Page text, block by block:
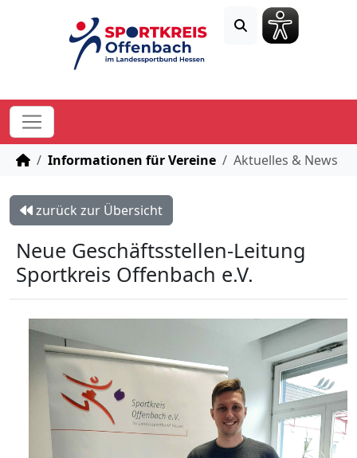
STARTSEITE
Informationen für Vereine Aktuelles & News
zurück zur Übersicht
Neue Geschäftsstellen-Leitung
Sportkreis Offenbach e.V.